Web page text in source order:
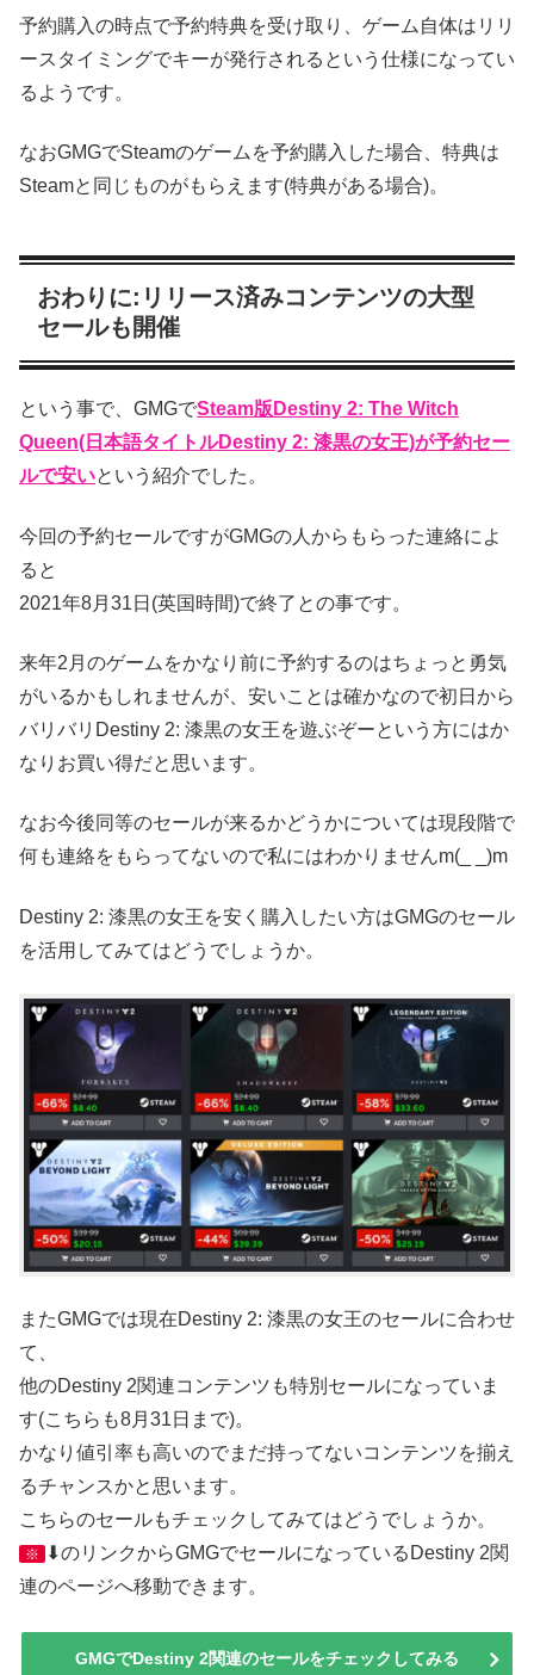
予約購入の時点で予約特典を受け取り、ゲーム自体はリリ
ースタイミングでキーが発行されるという仕様になってい
るようです。
なおGMGでSteamのゲームを予約購入した場合、特典は
Steamと同じものがもらえます(特典がある場合)。
おわりに:リリース済みコンテンツの大型
セールも開催
という事で、GMGでSteam版Destiny 2: The Witch
Queen(日本語タイトルDestiny 2: 漆黒の女王)が予約セー
ルで安いという紹介でした。
今回の予約セールですがGMGの人からもらった連絡によ
ると
2021年8月31日(英国時間)で終了との事です。
来年2月のゲームをかなり前に予約するのはちょっと勇気
がいるかもしれませんが、安いことは確かなので初日から
バリバリDestiny 2: 漆黒の女王を遊ぶぞーという方にはか
なりお買い得だと思います。
なお今後同等のセールが来るかどうかについては現段階で
何も連絡をもらってないので私にはわかりませんm(_ _)m
Destiny 2: 漆黒の女王を安く購入したい方はGMGのセール
を活用してみてはどうでしょうか。
またGMGでは現在Destiny 2: 漆黒の女王のセールに合わせ
て、
他のDestiny 2関連コンテンツも特別セールになっていま
す(こちらも8月31日まで)。
かなり値引率も高いのでまだ持ってないコンテンツを揃え
るチャンスかと思います。
こちらのセールもチェックしてみてはどうでしょうか。
※
⬇のリンクからGMGでセールになっているDestiny 2関
連のページへ移動できます。
GMGでDestiny 2関連のセールをチェックしてみる